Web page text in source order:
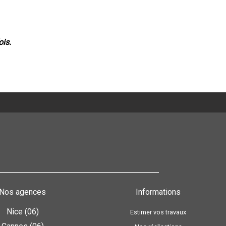
Nos agences
Nice (06)
Informations
Estimer vos travaux